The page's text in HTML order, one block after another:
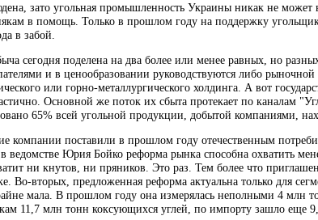
зато угольная промышленность Украины никак не может
в помощь. Только в прошлом году на поддержку
в забой.
сегодня поделена на два более или менее равных, но
и в ценообразовании руководствуются либо
или горно-металлургического холдинга. А вот
Основной же поток их сбыта протекает по каналам
65% всей угольной продукции, добытой компаниями,
компании поставили в прошлом году отечественным
ведомстве Юрия Бойко реформа рынка способна охватить
ни кнутов, ни пряников. Это раз. Тем более что
Во-вторых, предложенная реформа актуальна только для
мала. В прошлом году она измерялась неполными 4 млн
11,7 млн тонн коксующихся углей, по импорту зашло еще